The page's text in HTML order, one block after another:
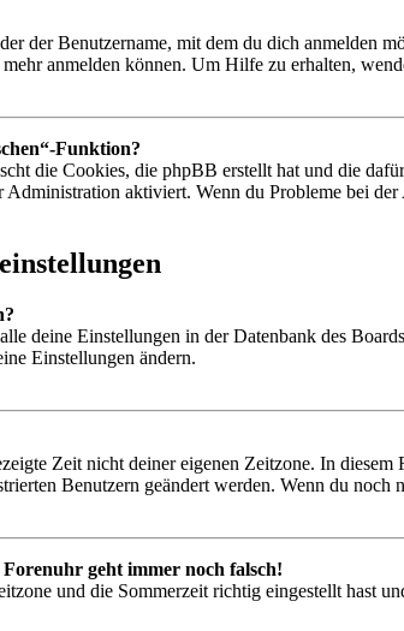
der Benutzername, mit dem du dich anmelden
anmelden können. Um Hilfe zu erhalten,
Funktion?
die Cookies, die phpBB erstellt hat und die
Administration aktiviert. Wenn du Probleme bei
deine Einstellungen in der Datenbank des
Einstellungen ändern.
Zeit nicht deiner eigenen Zeitzone. In
Benutzern geändert werden. Wenn du
geht immer noch falsch!
und die Sommerzeit richtig eingestellt hast